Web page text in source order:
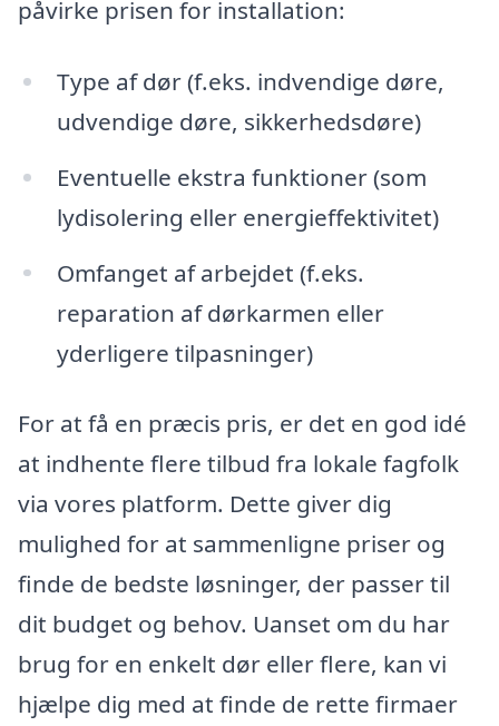
påvirke prisen for installation:
Type af dør (f.eks. indvendige døre,
udvendige døre, sikkerhedsdøre)
Eventuelle ekstra funktioner (som
lydisolering eller energieffektivitet)
Omfanget af arbejdet (f.eks.
reparation af dørkarmen eller
yderligere tilpasninger)
For at få en præcis pris, er det en god idé
at indhente flere tilbud fra lokale fagfolk
via vores platform. Dette giver dig
mulighed for at sammenligne priser og
finde de bedste løsninger, der passer til
dit budget og behov. Uanset om du har
brug for en enkelt dør eller flere, kan vi
hjælpe dig med at finde de rette firmaer